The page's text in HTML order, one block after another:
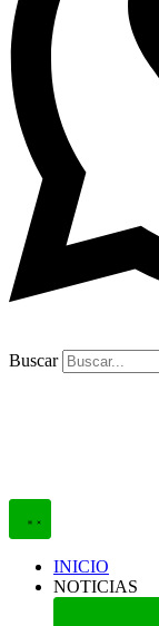
Buscar
INICIO
NOTICIAS